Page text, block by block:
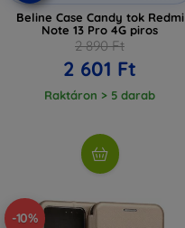
Beline Case Candy tok Redmi
Note 13 Pro 4G piros
2 890 Ft
2 601 Ft
Raktáron > 5 darab
-10%